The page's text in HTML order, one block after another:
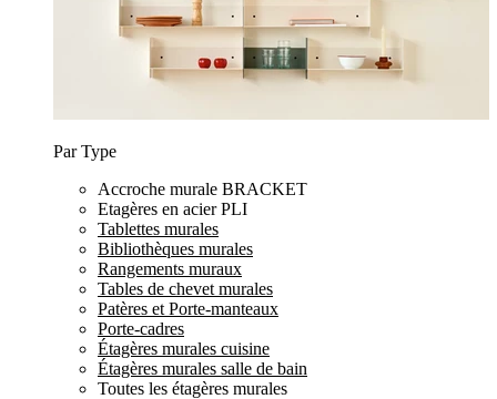
Par Type
Accroche murale BRACKET
Etagères en acier PLI
Tablettes murales
Bibliothèques murales
Rangements muraux
Tables de chevet murales
Patères et Porte-manteaux
Porte-cadres
Étagères murales cuisine
Étagères murales salle de bain
Toutes les étagères murales